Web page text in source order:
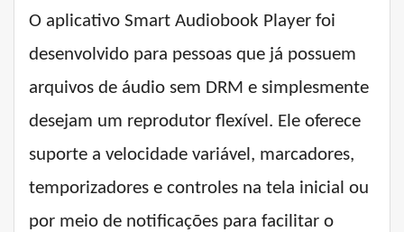
O aplicativo Smart Audiobook Player foi
desenvolvido para pessoas que já possuem
arquivos de áudio sem DRM e simplesmente
desejam um reprodutor flexível. Ele oferece
suporte a velocidade variável, marcadores,
temporizadores e controles na tela inicial ou
por meio de notificações para facilitar o